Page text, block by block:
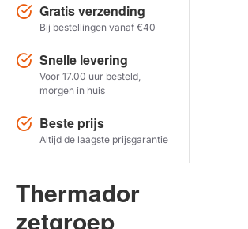
Model
Herstel zoekopdracht
Gratis verzending
Bij bestellingen vanaf €40
Snelle levering
Voor 17.00 uur besteld,
morgen in huis
Beste prijs
Altijd de laagste prijsgarantie
Thermador
zetgroep